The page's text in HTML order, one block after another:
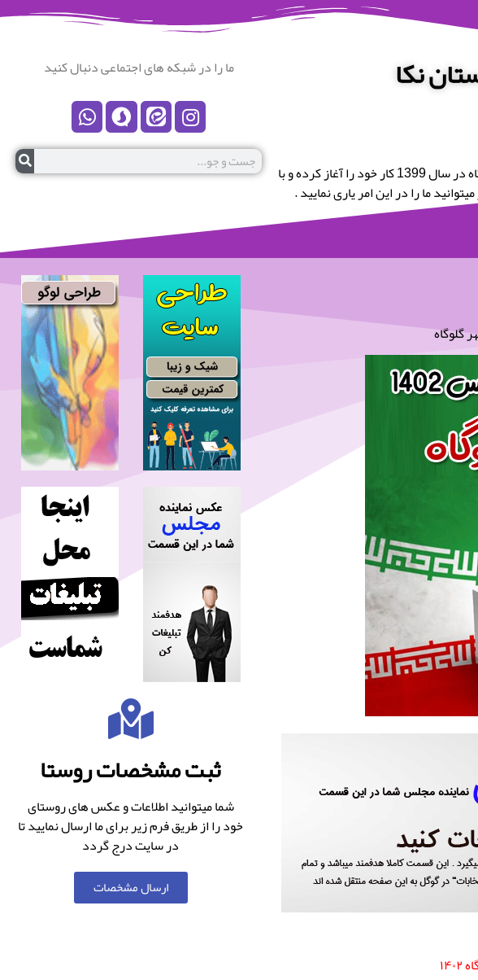
نکا
به پایگاه خبری و تفریحی شهرستان نکا خوش آمدید.این پایگاه در سال 1399 کار خود را آغاز کرده و با
ما را در این امر یاری نمایید .
ما را در شبکه های اجتماعی دنبال کنید
ثبت مشخصات روستا
شما میتوانید اطلاعات و عکس های روستای
خود را از طریق فرم زیر برای ما ارسال نمایید تا
در سایت درج گردد
ارسال مشخصات